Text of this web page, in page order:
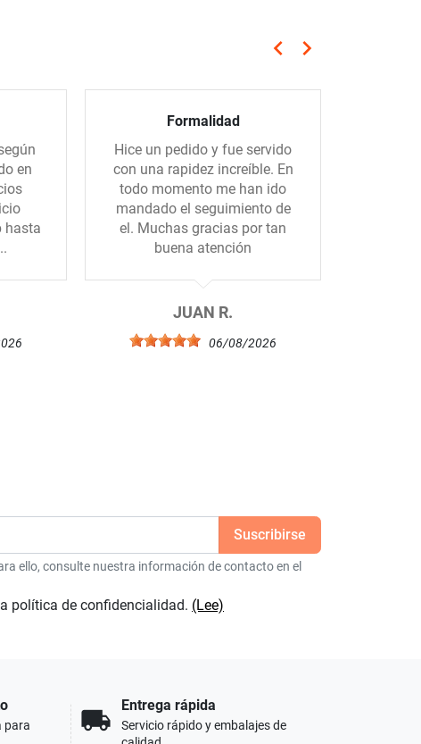
Anterior
keyboard_arrow_left Siguiente
keyboard_arrow_right
en
hasta
Formalidad
Hice un pedido y fue servido
con una rapidez increíble. En
todo momento me han ido
mandado el seguimiento de
el. Muchas gracias por tan
buena atención
JUAN R.
06/08/2026
ello, consulte nuestra información de contacto en el
política de confidencialidad. (Lee)
para
local_shipping
Entrega rápida
Servicio rápido y embalajes de